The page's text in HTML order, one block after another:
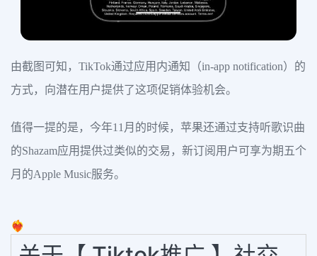
由截图可知，TikTok通过应用内通知（in-app notification）的
方式，向潜在用户提供了这项促销体验机会。
值得一提的是，今年11月的时候，苹果还通过支持听歌识曲
的Shazam应用提供过类似的交易，新订阅用户可享为期五个
月的Apple Music服务。
❤️‍🔥